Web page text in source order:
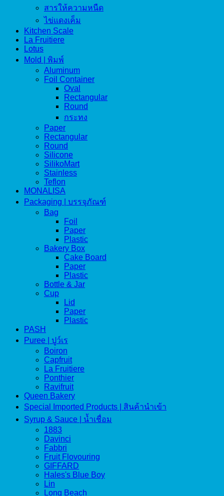
สารให้ความหนืด
ไข่แดงเค็ม
Kitchen Scale
La Fruitiere
Lotus
Mold | พิมพ์
Aluminum
Foil Container
Oval
Rectangular
Round
กระทง
Paper
Rectangular
Round
Silicone
SilikoMart
Stainless
Teflon
MONALISA
Packaging | บรรจุภัณฑ์
Bag
Foil
Paper
Plastic
Bakery Box
Cake Board
Paper
Plastic
Bottle & Jar
Cup
Lid
Paper
Plastic
PASH
Puree | ปูว์เร
Boiron
Capfruit
La Fruitiere
Ponthier
Ravifruit
Queen Bakery
Special Imported Products | สินค้านำเข้า
Syrup & Sauce | น้ำเชื่อม
1883
Davinci
Fabbri
Fruit Flovouring
GIFFARD
Hales's Blue Boy
Lin
Long Beach